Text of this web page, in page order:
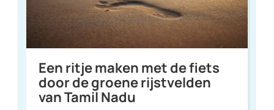
Een ritje maken met de fiets
door de groene rijstvelden
van Tamil Nadu